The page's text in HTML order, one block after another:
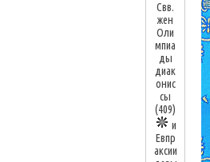
Свв.
жен
Оли
мпиа
ды
диак
онис
сы
(409)
и
Евпр
аксии